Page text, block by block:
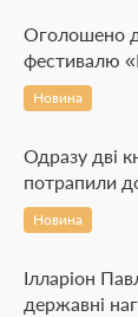
Оголошено
фестивалю
Новина
Одразу дві
потрапили
Новина
Ілларіон
державні